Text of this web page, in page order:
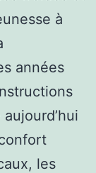
à
années
les